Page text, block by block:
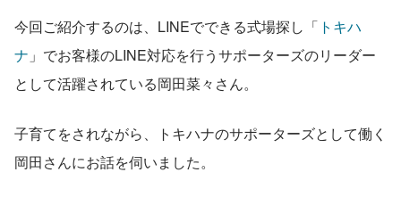
今回ご紹介するのは、LINEでできる式場探し「 トキハ
ナ 」でお客様のLINE対応を行うサポーターズのリーダー
として活躍されている岡田菜々さん。
子育てをされながら、トキハナのサポーターズとして働く
岡田さんにお話を伺いました。